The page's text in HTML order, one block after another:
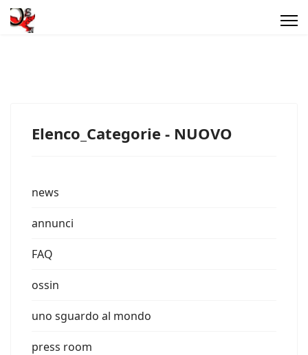
Elenco_Categorie - NUOVO
news
annunci
FAQ
ossin
uno sguardo al mondo
press room